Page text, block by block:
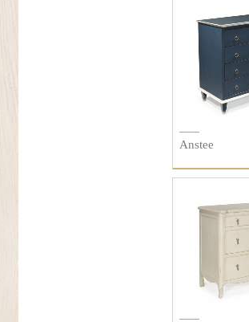
Anstee